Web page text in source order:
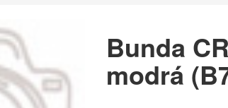
Bunda
modrá